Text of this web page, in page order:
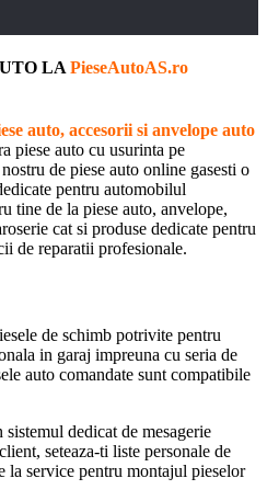
LA PieseAutoAS.ro
auto, accesorii si anvelope auto
piese auto cu usurinta pe
de piese auto online gasesti o
pentru automobilul
tine de la piese auto, anvelope,
cat si produse dedicate pentru
de reparatii profesionale.
de schimb potrivite pentru
in garaj impreuna cu seria de
auto comandate sunt compatibile
dedicat de mesagerie
seteaza-ti liste personale de
la service pentru montajul pieselor